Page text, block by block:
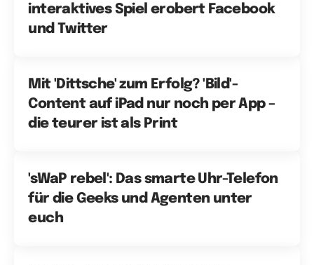
interaktives Spiel erobert Facebook
und Twitter
Mit 'Dittsche' zum Erfolg? 'Bild'-
Content auf iPad nur noch per App –
die teurer ist als Print
'sWaP rebel': Das smarte Uhr-Telefon
für die Geeks und Agenten unter
euch